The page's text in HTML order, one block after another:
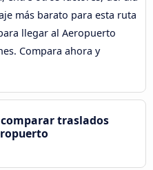
más barato para esta ruta
llegar al Aeropuerto
Compara ahora y
traslados